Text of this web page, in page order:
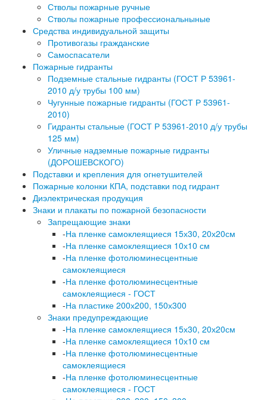
Стволы пожарные ручные
Стволы пожарные профессиональныные
Средства индивидуальной защиты
Противогазы гражданские
Самоспасатели
Пожарные гидранты
Подземные стальные гидранты (ГОСТ Р 53961-
2010 д/у трубы 100 мм)
Чугунные пожарные гидранты (ГОСТ Р 53961-
2010)
Гидранты стальные (ГОСТ Р 53961-2010 д/у трубы
125 мм)
Уличные надземные пожарные гидранты
(ДОРОШЕВСКОГО)
Подставки и крепления для огнетушителей
Пожарные колонки КПА, подставки под гидрант
Диэлектрическая продукция
Знаки и плакаты по пожарной безопасности
Запрещающие знаки
-На пленке самоклеящиеся 15х30, 20х20см
-На пленке самоклеящиеся 10х10 см
-На пленке фотолюминесцентные
самоклеящиеся
-На пленке фотолюминесцентные
самоклеящиеся - ГОСТ
-На пластике 200х200, 150х300
Знаки предупреждающие
-На пленке самоклеящиеся 15х30, 20х20см
-На пленке самоклеящиеся 10х10 см
-На пленке фотолюминесцентные
самоклеящиеся
-На пленке фотолюминесцентные
самоклеящиеся - ГОСТ